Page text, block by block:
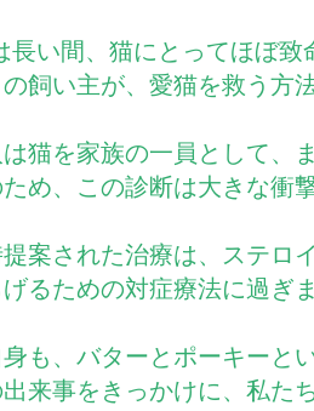
長い間、猫にとってほぼ致
飼い主が、愛猫を救う方
猫を家族の一員として、
め、この診断は大きな衝
提案された治療は、ステロ
るための対症療法に過ぎ
も、バターとポーキーと
来事をきっかけに、私た